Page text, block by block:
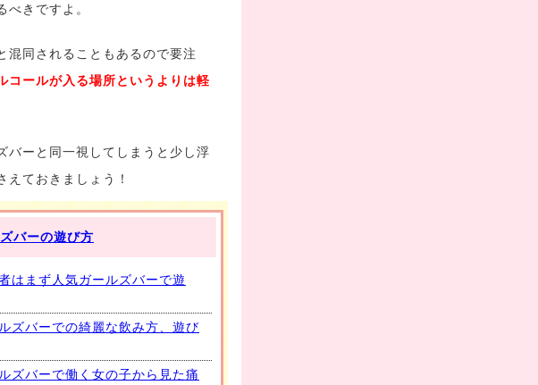
きですよ。
混同されることもあるので要注
コールが入る場所というよりは軽
バーと同一視してしまうと少し浮
ておきましょう！
バーの遊び方
はまず人気ガールズバーで遊
ズバーでの綺麗な飲み方、遊び
ズバーで働く女の子から見た痛